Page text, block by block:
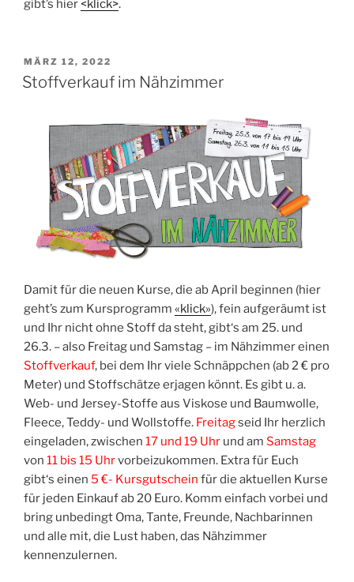
gibt’s hier<klick>.
VERÖFFENTLICHT
AM
MÄRZ 12, 2022
Stoffverkauf im Nähzimmer
Damit für die neu­en Kur­se, die ab April begin­nen (hier
geht’s zum Kurs­pro­gramm «klick»), fein auf­ge­räumt ist
und Ihr nicht ohne Stoff da steht, gibt‘s am 25. und
26.3. – also Frei­tag und Sams­tag – im Näh­zim­mer einen
Stoff­ver­kauf, bei dem Ihr vie­le Schnäpp­chen (ab 2 € pro
Meter) und Stoff­schät­ze erja­gen könnt. Es gibt u. a.
Web- und Jer­sey-Stof­fe aus Vis­ko­se und Baum­wol­le,
Fleece, Ted­dy- und Woll­stof­fe. Frei­tagseid Ihr herz­lich
ein­ge­la­den, zwi­schen 17 und 19 Uhr und am Sams­tag
von 11 bis 15 Uhrvor­bei­zu­kom­men. Extra für Euch
gibt‘s einen 5 €- Kurs­gut­schein für die aktu­el­len Kur­se
für jeden Ein­kauf ab 20 Euro. Komm ein­fach vor­bei und
bring unbe­dingt Oma, Tan­te, Freun­de, Nach­ba­rin­nen
und alle mit, die Lust haben, das Näh­zim­mer
kennenzulernen.